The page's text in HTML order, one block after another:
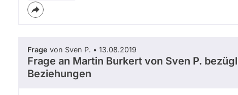
Frage von Sven P. • 13.08.2019
Frage an Martin Burkert von Sven P.
Beziehungen